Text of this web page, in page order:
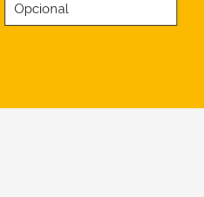
Opcional